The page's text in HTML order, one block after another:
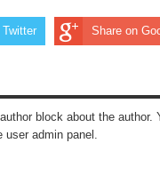
Share on
block about the author.
user admin panel.